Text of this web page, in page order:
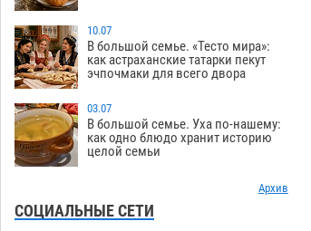
10:43
Астраханский суд встал на сторону
МЧС в споре за возврат униформы
07.08
10:02
На Всероссийской Спартакиаде
астраханские гандболисты уступили
казанским «драконам»
Краснодарской в Астрахани
10.07
В большой семье. «Тесто мира»:
как астраханские татарки пекут
эчпочмаки для всего двора
03.07
В большой семье. Уха по-нашему:
как одно блюдо хранит историю
целой семьи
Архив
СОЦИАЛЬНЫЕ СЕТИ